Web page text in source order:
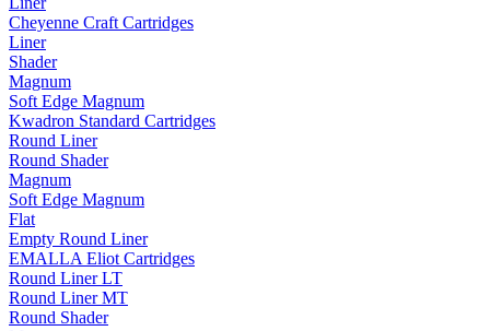
Cheyenne Craft Cartridges
Liner
Shader
Magnum
Soft Edge Magnum
Kwadron Standard Cartridges
Round Liner
Round Shader
Magnum
Soft Edge Magnum
Flat
Empty Round Liner
EMALLA Eliot Cartridges
Round Liner LT
Round Liner MT
Round Shader